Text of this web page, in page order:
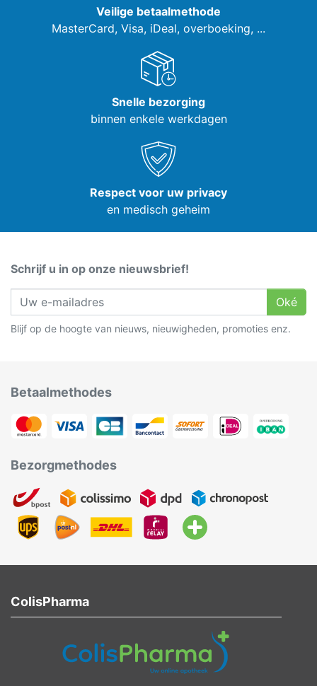
Veilige betaalmethode
MasterCard, Visa, iDeal, overboeking, ...
Snelle bezorging
binnen enkele werkdagen
Respect voor uw privacy
en medisch geheim
Schrijf u in op onze nieuwsbrief!
Oké
Blijf op de hoogte van nieuws, nieuwigheden, promoties enz.
Betaalmethodes
Bezorgmethodes
ColisPharma